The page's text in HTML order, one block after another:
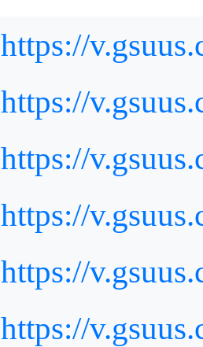
https://
https://
https://
https://
https://
https://